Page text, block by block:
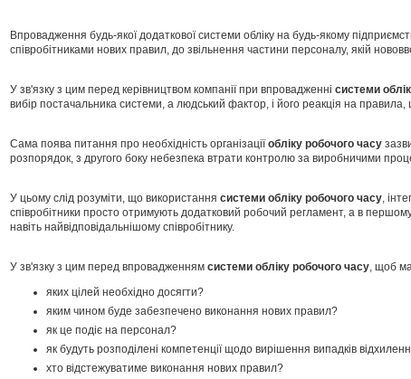
Впровадження будь-якої додаткової системи обліку на будь-якому
співробітниками нових правил, до звільнення частини персоналу, якій
У зв'язку з цим перед керівництвом компанії при впровадженні системи
вибір постачальника системи, а людський фактор, і його реакція на
Сама поява питання про необхідність організаціїобліку робочого часу
розпорядок, з другого боку небезпека втрати контролю за виробничими
У цьому слід розуміти, що використання системи обліку робочого часу,
співробітники просто отримують додатковий робочий регламент, а в
навіть найвідповідальнішому співробітнику.
У зв'язку з цим перед впровадженням системи обліку робочого часу, щоб
яких цілей необхідно досягти?
яким чином буде забезпечено виконання нових правил?
як це подіє на персонал?
як будуть розподілені компетенції щодо вирішення випадків
хто відстежуватиме виконання нових правил?